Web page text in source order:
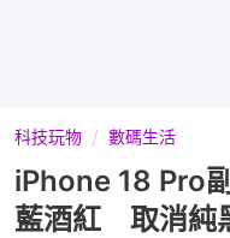
科技玩物 數碼生活
iPhone 18 Pro
藍酒紅 取消純